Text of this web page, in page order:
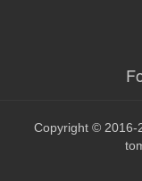
Copyright © 2016-